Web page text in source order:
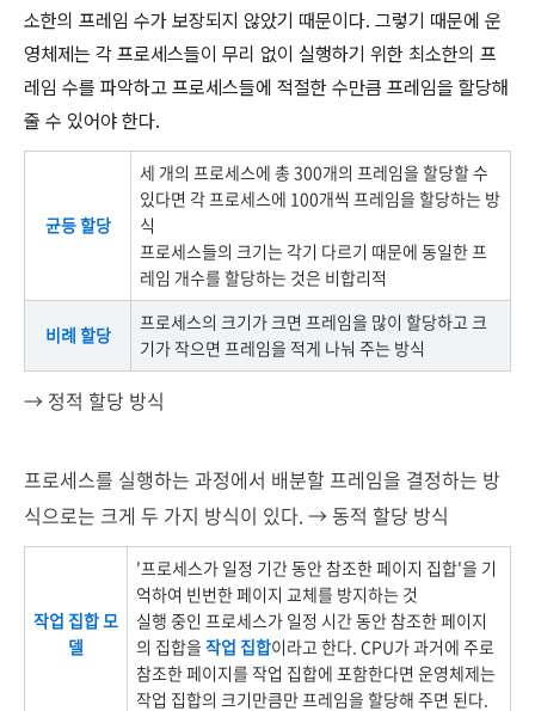
소한의 프레임 수가 보장되지 않았기 때문이다. 그렇기 때문에 운
영체제는 각 프로세스들이 무리 없이 실행하기 위한 최소한의 프
레임 수를 파악하고 프로세스들에 적절한 수만큼 프레임을 할당해
줄 수 있어야 한다.
균등 할당
세 개의 프로세스에 총 300개의 프레임을 할당할 수
있다면 각 프로세스에 100개씩 프레임을 할당하는 방
식
프로세스들의 크기는 각기 다르기 때문에 동일한 프
레임 개수를 할당하는 것은 비합리적
비례 할당
프로세스의 크기가 크면 프레임을 많이 할당하고 크
기가 작으면 프레임을 적게 나눠 주는 방식
→ 정적 할당 방식
프로세스를 실행하는 과정에서 배분할 프레임을 결정하는 방
식으로는 크게 두 가지 방식이 있다. → 동적 할당 방식
작업 집합 모
델
'프로세스가 일정 기간 동안 참조한 페이지 집합'을 기
억하여 빈번한 페이지 교체를 방지하는 것
실행 중인 프로세스가 일정 시간 동안 참조한 페이지
의 집합을 작업 집합이라고 한다. CPU가 과거에 주로
참조한 페이지를 작업 집합에 포함한다면 운영체제는
작업 집합의 크기만큼만 프레임을 할당해 주면 된다.